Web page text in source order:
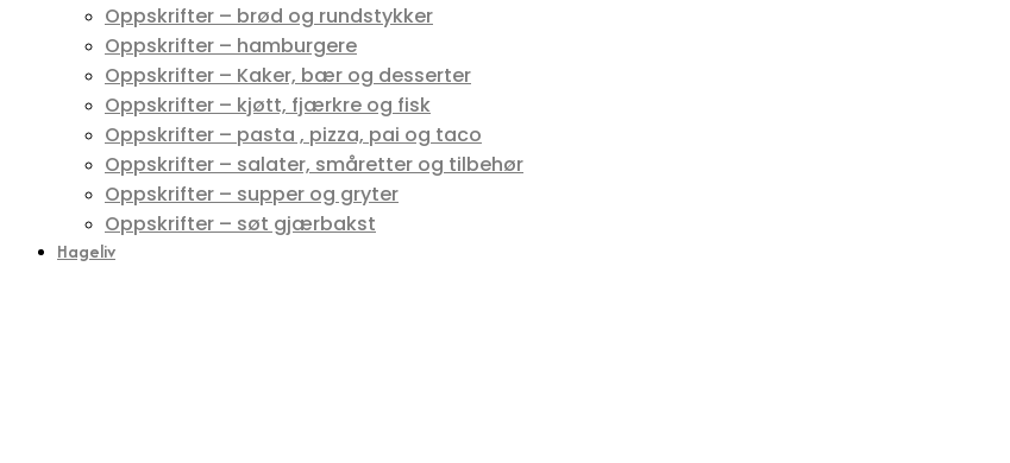
Oppskrifter – brød og rundstykker
Oppskrifter – hamburgere
Oppskrifter – Kaker, bær og desserter
Oppskrifter – kjøtt, fjærkre og fisk
Oppskrifter – pasta , pizza, pai og taco
Oppskrifter – salater, småretter og tilbehør
Oppskrifter – supper og gryter
Oppskrifter – søt gjærbakst
Hageliv